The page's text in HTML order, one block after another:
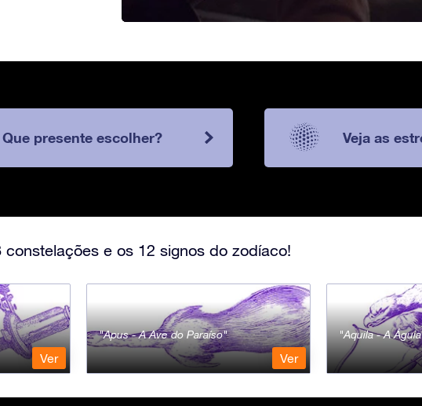
Que presente escolher? Veja as
e os 12 signos do zodíaco!
Ver
Apus - A Ave do Paraíso
Ver
Aquila - A Águia